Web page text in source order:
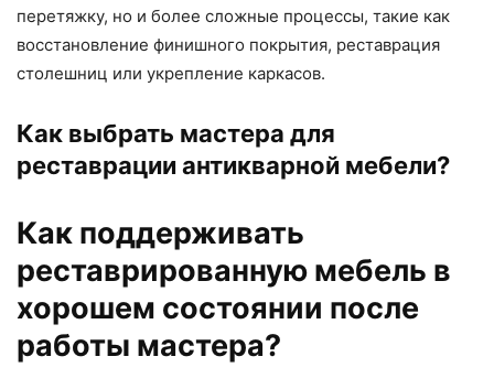
перетяжку, но и более сложные процессы, такие как
восстановление финишного покрытия, реставрация
столешниц или укрепление каркасов.
Как выбрать мастера для
реставрации антикварной мебели?
Как поддерживать
реставрированную мебель в
хорошем состоянии после
работы мастера?